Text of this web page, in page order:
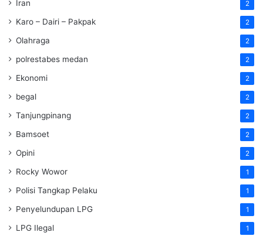
Iran 2
Karo – Dairi – Pakpak 2
Olahraga 2
polrestabes medan 2
Ekonomi 2
begal 2
Tanjungpinang 2
Bamsoet 2
Opini 2
Rocky Wowor 1
Polisi Tangkap Pelaku 1
Penyelundupan LPG 1
LPG Ilegal 1